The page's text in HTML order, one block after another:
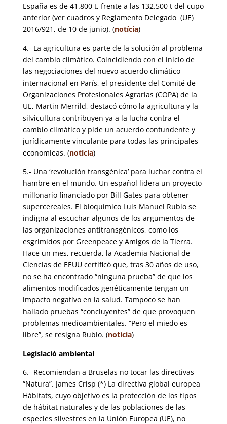
España es de 41.800 t, frente a las 132.500 t del cupo
anterior (ver cuadros y Reglamento Delegado (UE)
2016/921, de 10 de junio). (notícia)
4.- La agricultura es parte de la solución al problema
del cambio climático. Coincidiendo con el inicio de
las negociaciones del nuevo acuerdo climático
internacional en París, el presidente del Comité de
Organizaciones Profesionales Agrarias (COPA) de la
UE, Martin Merrild, destacó cómo la agricultura y la
silvicultura contribuyen ya a la lucha contra el
cambio climático y pide un acuerdo contundente y
jurídicamente vinculante para todas las principales
economieas. (notícia)
5.- Una ‘revolución transgénica’ para luchar contra el
hambre en el mundo. Un español lidera un proyecto
millonario financiado por Bill Gates para obtener
supercereales. El bioquímico Luis Manuel Rubio se
indigna al escuchar algunos de los argumentos de
las organizaciones antitransgénicos, como los
esgrimidos por Greenpeace y Amigos de la Tierra.
Hace un mes, recuerda, la Academia Nacional de
Ciencias de EEUU certificó que, tras 30 años de uso,
no se ha encontrado “ninguna prueba” de que los
alimentos modificados genéticamente tengan un
impacto negativo en la salud. Tampoco se han
hallado pruebas “concluyentes” de que provoquen
problemas medioambientales. “Pero el miedo es
libre”, se resigna Rubio. (notícia)
Legislació ambiental
6.- Recomiendan a Bruselas no tocar las directivas
“Natura”. James Crisp (*) La directiva global europea
Hábitats, cuyo objetivo es la protección de los tipos
de hábitat naturales y de las poblaciones de las
especies silvestres en la Unión Europea (UE), no